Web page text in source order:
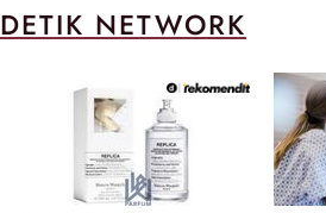
DETIK NETWORK